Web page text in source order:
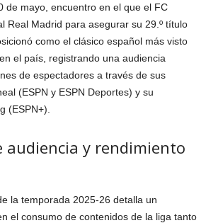
de mayo, encuentro en el que el FC
Real Madrid para asegurar su 29.º título
como el clásico español más visto
el país, registrando una audiencia
de espectadores a través de sus
(ESPN y ESPN Deportes) y su
(ESPN+).
audiencia y rendimiento
la temporada 2025-26 detalla un
el consumo de contenidos de la liga tanto